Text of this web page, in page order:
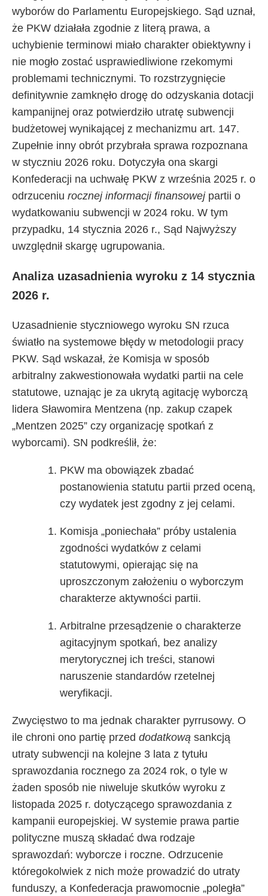
wyborów do Parlamentu Europejskiego. Sąd uznał,
że PKW działała zgodnie z literą prawa, a
uchybienie terminowi miało charakter obiektywny i
nie mogło zostać usprawiedliwione rzekomymi
problemami technicznymi. To rozstrzygnięcie
definitywnie zamknęło drogę do odzyskania dotacji
kampanijnej oraz potwierdziło utratę subwencji
budżetowej wynikającej z mechanizmu art. 147.
Zupełnie inny obrót przybrała sprawa rozpoznana
w styczniu 2026 roku. Dotyczyła ona skargi
Konfederacji na uchwałę PKW z września 2025 r. o
odrzuceniu rocznej informacji finansowejpartii o
wydatkowaniu subwencji w 2024 roku. W tym
przypadku, 14 stycznia 2026 r., Sąd Najwyższy
uwzględnił skargę ugrupowania.
Analiza uzasadnienia wyroku z 14 stycznia
2026 r.
Uzasadnienie styczniowego wyroku SN rzuca
światło na systemowe błędy w metodologii pracy
PKW. Sąd wskazał, że Komisja w sposób
arbitralny zakwestionowała wydatki partii na cele
statutowe, uznając je za ukrytą agitację wyborczą
lidera Sławomira Mentzena (np. zakup czapek
„Mentzen 2025” czy organizację spotkań z
wyborcami). SN podkreślił, że:
PKW ma obowiązek zbadać
postanowienia statutu partii przed oceną,
czy wydatek jest zgodny z jej celami.
Komisja „poniechała” próby ustalenia
zgodności wydatków z celami
statutowymi, opierając się na
uproszczonym założeniu o wyborczym
charakterze aktywności partii.
Arbitralne przesądzenie o charakterze
agitacyjnym spotkań, bez analizy
merytorycznej ich treści, stanowi
naruszenie standardów rzetelnej
weryfikacji.
Zwycięstwo to ma jednak charakter pyrrusowy. O
ile chroni ono partię przed dodatkową sankcją
utraty subwencji na kolejne 3 lata z tytułu
sprawozdania rocznego za 2024 rok, o tyle w
żaden sposób nie niweluje skutków wyroku z
listopada 2025 r. dotyczącego sprawozdania z
kampanii europejskiej. W systemie prawa partie
polityczne muszą składać dwa rodzaje
sprawozdań: wyborcze i roczne. Odrzucenie
któregokolwiek z nich może prowadzić do utraty
funduszy, a Konfederacja prawomocnie „poległa”